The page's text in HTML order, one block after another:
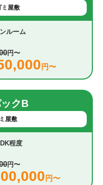
ミ屋敷
ルーム
円〜
円〜
クB
屋敷
程度
円〜
円〜